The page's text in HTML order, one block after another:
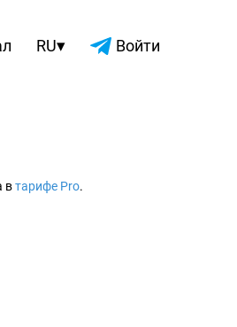
RU▾ Войти
втарифе Pro.